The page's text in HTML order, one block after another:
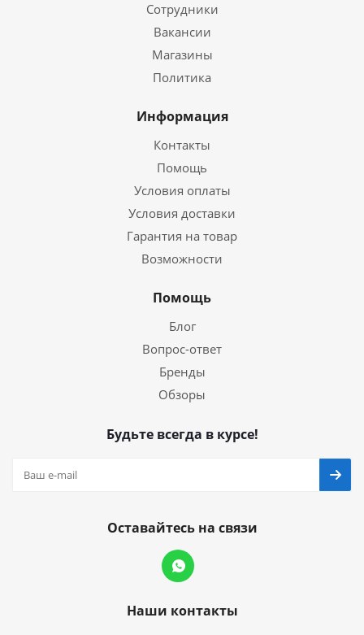
Сотрудники
Вакансии
Магазины
Политика
Информация
Контакты
Помощь
Условия оплаты
Условия доставки
Гарантия на товар
Возможности
Помощь
Блог
Вопрос-ответ
Бренды
Обзоры
Будьте всегда в курсе!
Оставайтесь на связи
Наши контакты